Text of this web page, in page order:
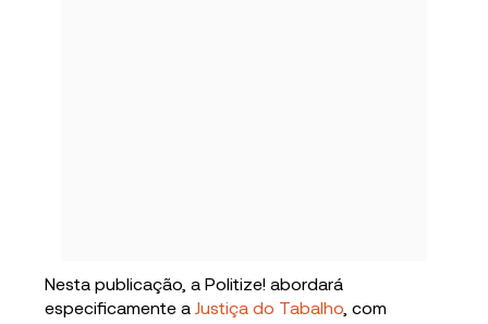
Nesta publicação, a Politize! abordará
especificamente a Justiça do Tabalho , com